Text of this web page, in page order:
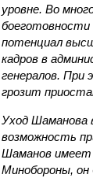
уровне. Во
боеготовности
потенциал
кадров в
генералов. При
грозит
Уход Шаманова
возможность
Шаманов имеет
Минобороны, он